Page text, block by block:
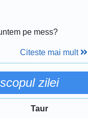
pe mess?
Citeste mai mult
zilei
Taur